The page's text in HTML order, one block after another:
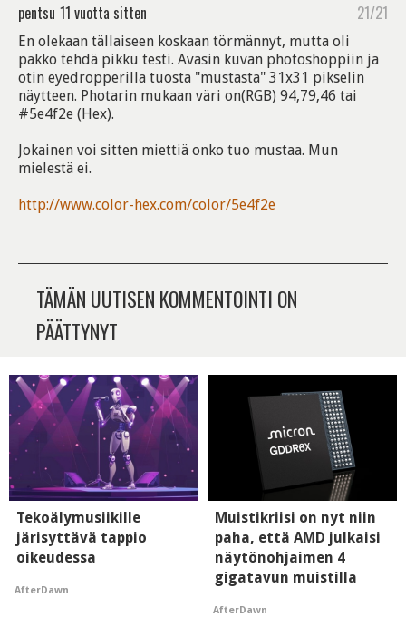
pentsu 11 vuotta sitten 21/21
En olekaan tällaiseen koskaan törmännyt, mutta oli
pakko tehdä pikku testi. Avasin kuvan photoshoppiin ja
otin eyedropperilla tuosta "mustasta" 31x31 pikselin
näytteen. Photarin mukaan väri on(RGB) 94,79,46 tai
#5e4f2e (Hex).
Jokainen voi sitten miettiä onko tuo mustaa. Mun
mielestä ei.
http://www.color-hex.com/color/5e4f2e
TÄMÄN UUTISEN KOMMENTOINTI ON
PÄÄTTYNYT
Tekoälymusiikille
järisyttävä tappio
oikeudessa
AfterDawn
Muistikriisi on nyt niin
paha, että AMD julkaisi
näytönohjaimen 4
gigatavun muistilla
AfterDawn